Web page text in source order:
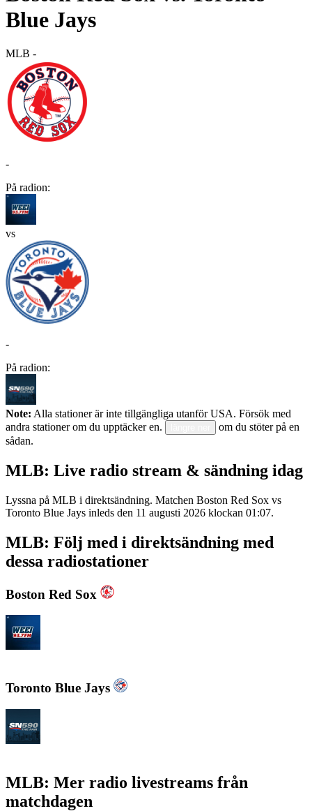
Blue Jays
MLB -
-
På radion:
vs
-
På radion:
Note: Alla stationer är inte tillgängliga utanför USA. Försök med
andra stationer om du upptäcker en.
om du stöter på en
sådan.
MLB: Live radio stream & sändning idag
Lyssna på MLB i direktsändning. Matchen Boston Red Sox vs
Toronto Blue Jays inleds den 11 augusti 2026 klockan 01:07.
MLB: Följ med i direktsändning med
dessa radiostationer
Boston Red Sox
Toronto Blue Jays
MLB: Mer radio livestreams från
matchdagen